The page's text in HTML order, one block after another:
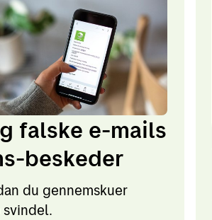
falske e-mails
beskeder
du gennemskuer